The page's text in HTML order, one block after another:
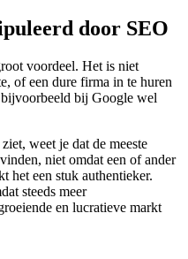
door SEO
voordeel. Het is niet
of een dure firma in te huren
bij Google wel
weet je dat de meeste
niet omdat een of ander
het een stuk authentieker.
steeds meer
en lucratieve markt